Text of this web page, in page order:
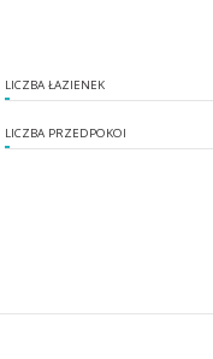
LICZBA ŁAZIENEK
LICZBA PRZEDPOKOI